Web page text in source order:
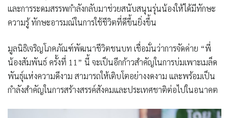
และการระดมสรรพกำลังกลับมาช่วยสนับสนุนรุ่นน้องให้ได้มีทักษะ
ความรู้ ทักษะอารมณ์ในการใช้ชีวิตที่ดีขึ้นยิ่งขึ้น
มูลนิธิเจริญโภคภัณฑ์พัฒนาชีวิตชนบท เชื่อมั่นว่าการจัดค่าย “พี่
น้องสัมพันธ์ ครั้งที่ 11” นี้ จะเป็นอีกก้าวสำคัญในการบ่มเพาะเมล็ด
พันธุ์แห่งความดีงาม สามารถให้เติบโตอย่างงดงาม และพร้อมเป็น
กำลังสำคัญในการสร้างสรรค์สังคมและประเทศชาติต่อไปในอนาคต